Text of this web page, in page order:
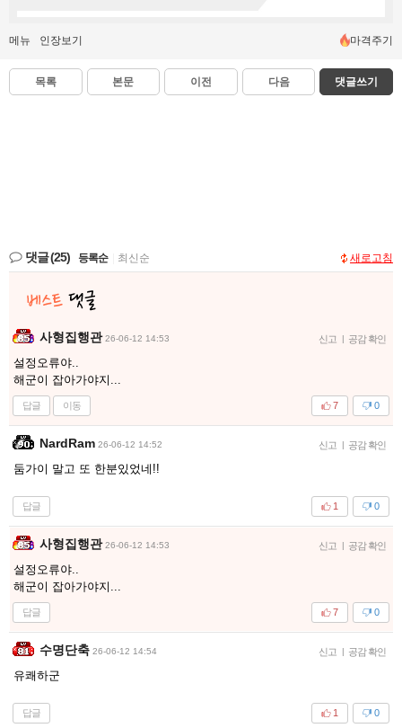
메뉴 인장보기 마격주기
목록 본문 이전 다음 댓글쓰기
댓글(25) 등록순 최신순 새로고침
사형집행관 26-06-12 14:53 신고 | 공감 확인
설정오류야..
해군이 잡아가야지...
답글 이동 0
7
NardRam 26-06-12 14:52 신고 | 공감 확인
둠가이 말고 또 한분있었네!!
답글 0
1
사형집행관 26-06-12 14:53 신고 | 공감 확인
설정오류야..
해군이 잡아가야지...
답글 0
7
수명단축 26-06-12 14:54 신고 | 공감 확인
유쾌하군
답글 0
1